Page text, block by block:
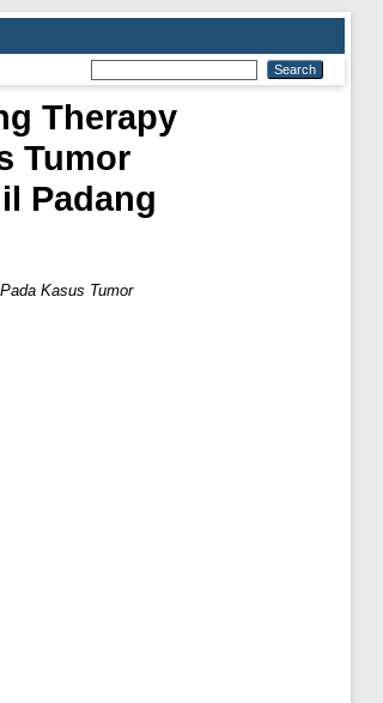
Therapy
Tumor
Padang
Kasus Tumor